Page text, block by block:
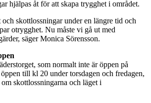
hjälpas åt för att skapa trygghet i området.
skottlossningar under en längre tid och
otrygghet. Nu måste vi gå ut med
säger Monica Sörensson.
som normalt inte är öppen på
till kl 20 under torsdagen och fredagen,
skottlossningarna och läget i